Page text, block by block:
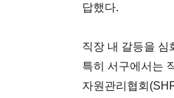
답했다.
직장 내 갈등을 심
특히 서구에서는
자원관리협회